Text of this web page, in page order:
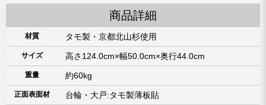
商品詳細
材質 タモ製・京都北山杉使用
サイズ 高さ124.0cm×幅50.0cm×奥行44.0cm
重量 約60kg
正面表面材 台輪・大戸:タモ製薄板貼